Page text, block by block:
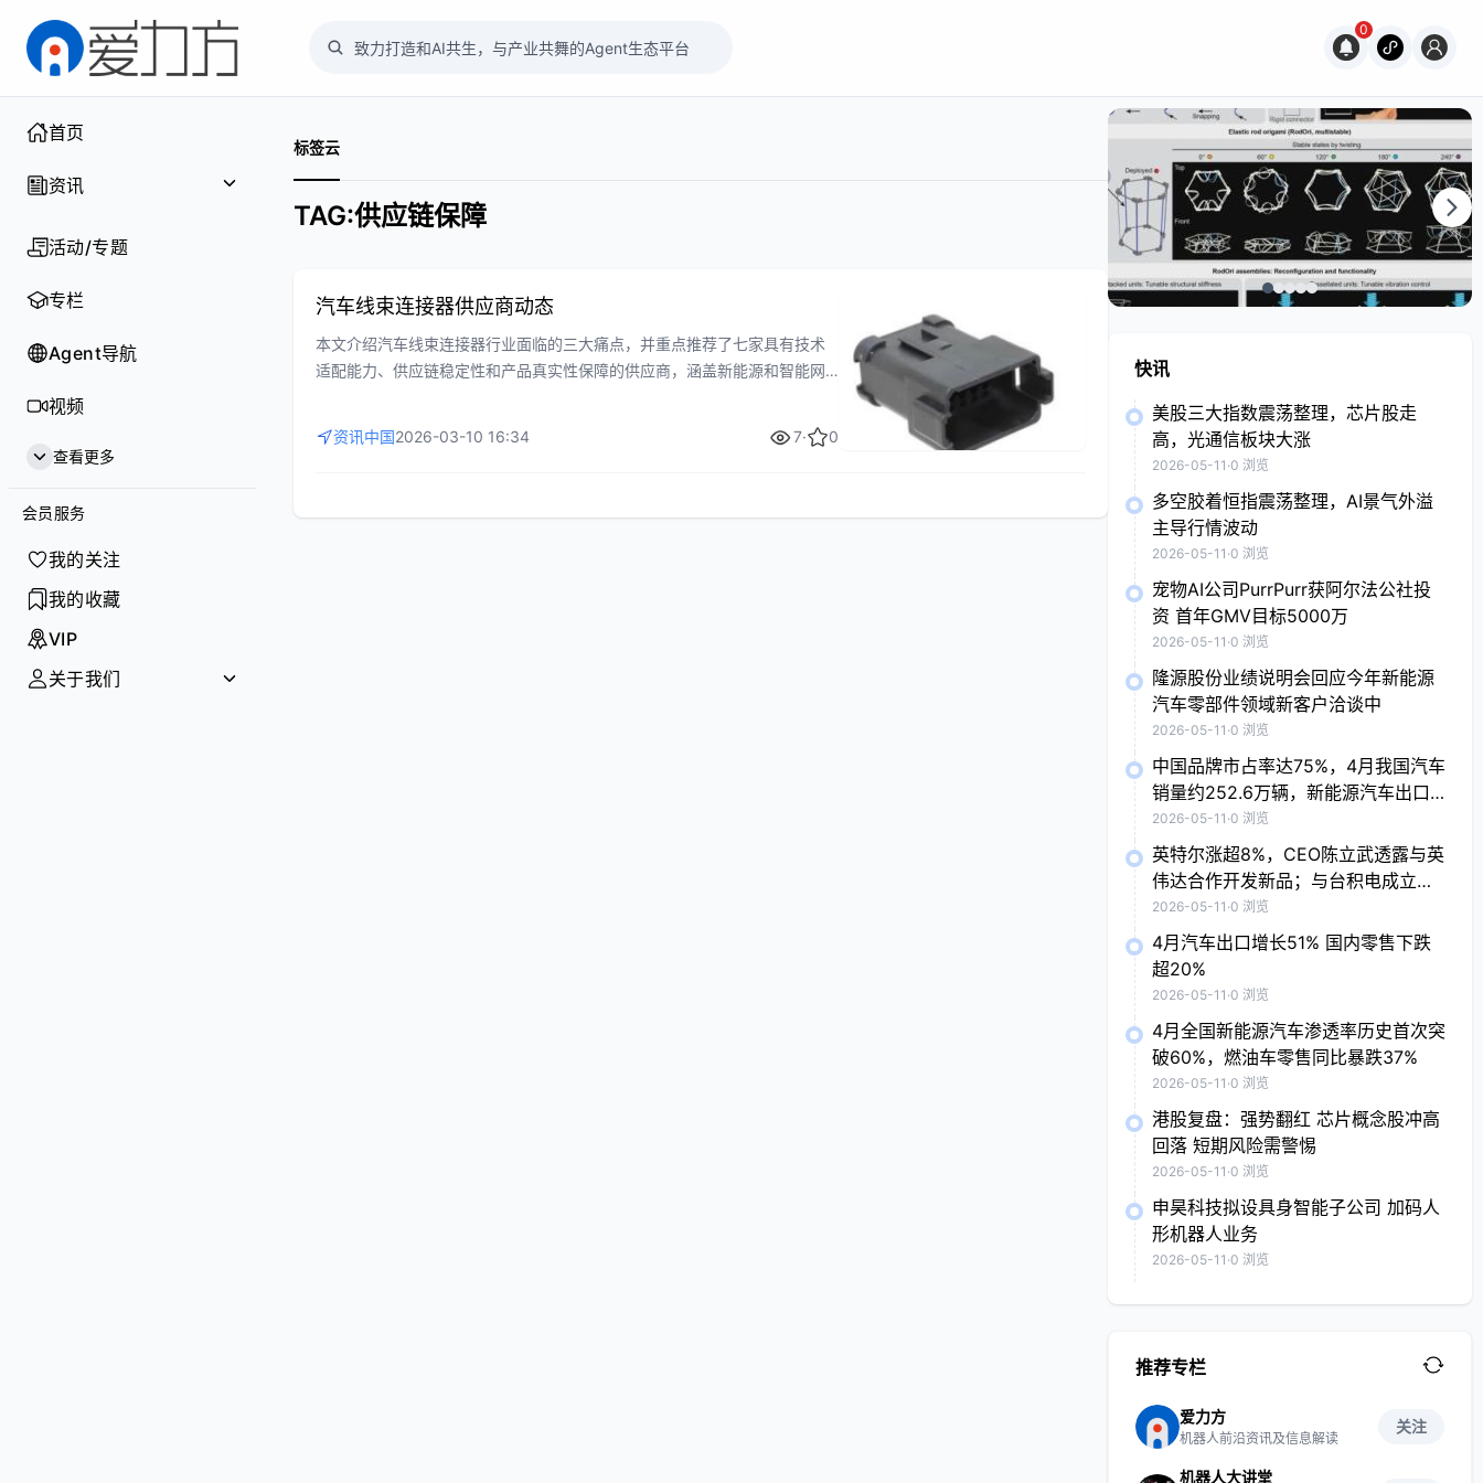
0
首页
资讯
聚焦
行业
企业
供应链
新技术
智能
创投
访谈
活动/专题
专栏
Agent导航
视频
查看更多
会员服务
我的关注
我的收藏
VIP
关于我们
标签云
TAG:供应链保障
汽车线束连接器供应商动态
本文介绍汽车线束连接器行业面临的三大痛点，并重点推荐了七家具有技术
适配能力、供应链稳定性和产品真实性保障的供应商，涵盖新能源和智能网
资讯中国2026-03-10 16:34 7· 0
快讯
美股三大指数震荡整理，芯片股走
高，光通信板块大涨
2026-05-11 ·0 浏览
多空胶着恒指震荡整理，AI景气外溢
主导行情波动
2026-05-11 ·0 浏览
宠物AI公司PurrPurr获阿尔法公社投
资 首年GMV目标5000万
2026-05-11 ·0 浏览
隆源股份业绩说明会回应今年新能源
汽车零部件领域新客户洽谈中
2026-05-11 ·0 浏览
中国品牌市占率达75%，4月我国汽车
销量约252.6万辆，新能源汽车出口
贡献度近五成
2026-05-11 ·0 浏览
英特尔涨超8%，CEO陈立武透露与英
伟达合作开发新品；与台积电成立芯
片企业，索尼涨近7%；抗病毒概念股
普涨，Moderna涨7.9%
2026-05-11 ·0 浏览
4月汽车出口增长51% 国内零售下跌
超20%
2026-05-11 ·0 浏览
4月全国新能源汽车渗透率历史首次突
破60%，燃油车零售同比暴跌37%
2026-05-11 ·0 浏览
港股复盘：强势翻红 芯片概念股冲高
回落 短期风险需警惕
2026-05-11 ·0 浏览
申昊科技拟设具身智能子公司 加码人
形机器人业务
2026-05-11 ·0 浏览
推荐专栏
爱力方
机器人前沿资讯及信息解读
关注
机器人大讲堂